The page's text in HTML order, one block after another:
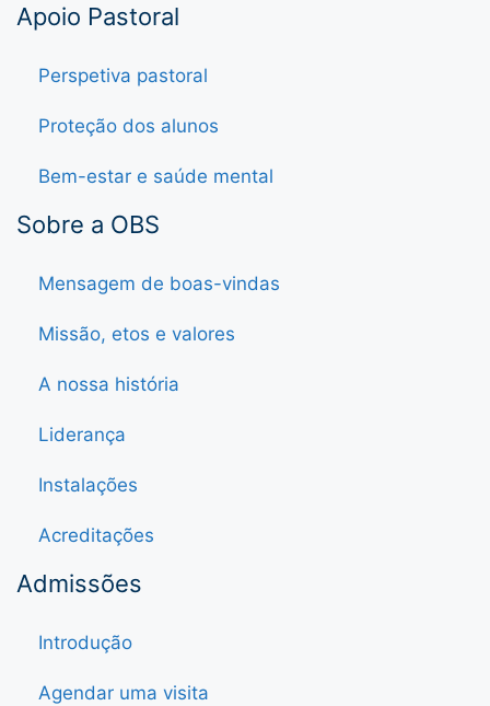
Apoio Pastoral
Perspetiva pastoral
Proteção dos alunos
Bem-estar e saúde mental
Sobre a OBS
Mensagem de boas-vindas
Missão, etos e valores
A nossa história
Liderança
Instalações
Acreditações
Admissões
Introdução
Agendar uma visita